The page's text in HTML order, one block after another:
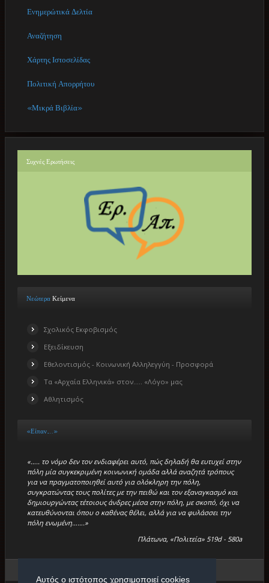
Ενημερώτικά Δελτία
Αναζήτηση
Χάρτης Ιστοσελίδας
Πολιτική Απορρήτου
«Μικρά Βιβλία»
Συχνές Ερωτήσεις
Νεώτερα Κείμενα
Σχολικός Εκφοβισμός
Εξειδίκευση
Εθελοντισμός - Κοινωνική Αλληλεγγύη - Προσφορά
Τα «Αρχαία Ελληνικά» στον….. «Λόγο» μας
Αθλητισμός
«Είπαν…..»
«….. το νόμο δεν τον ενδιαφέρει αυτό, πώς δηλαδή θα ευτυχεί στην
πόλη μία συγκεκριμένη κοινωνική ομάδα αλλά αναζητά τρόπους
για να πραγματοποιηθεί αυτό για ολόκληρη την πόλη,
συγκρατώντας τους πολίτες με την πειθώ και τον εξαναγκασμό και
δημιουργώντας τέτοιους άνδρες μέσα στην πόλη, με σκοπό, όχι να
κατευθύνονται όπου ο καθένας θέλει, αλλά για να φυλάσσει την
πόλη ενωμένη…….»
Πλάτωνα, «Πολιτεία» 519d - 580a
Αυτός ο ιστότοπος χρησιμοποιεί cookies